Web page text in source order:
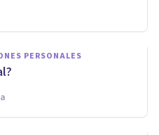
PERSONALES